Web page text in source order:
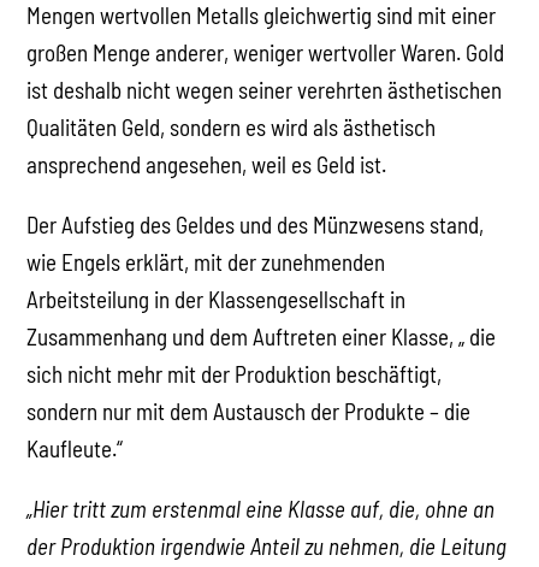
Mengen wertvollen Metalls gleichwertig sind mit einer
großen Menge anderer, weniger wertvoller Waren. Gold
ist deshalb nicht wegen seiner verehrten ästhetischen
Qualitäten Geld, sondern es wird als ästhetisch
ansprechend angesehen, weil es Geld ist.
Der Aufstieg des Geldes und des Münzwesens stand,
wie Engels erklärt, mit der zunehmenden
Arbeitsteilung in der Klassengesellschaft in
Zusammenhang und dem Auftreten einer Klasse, „ die
sich nicht mehr mit der Produktion beschäftigt,
sondern nur mit dem Austausch der Produkte – die
Kaufleute.“
„Hier tritt zum erstenmal eine Klasse auf, die, ohne an
der Produktion irgendwie Anteil zu nehmen, die Leitung